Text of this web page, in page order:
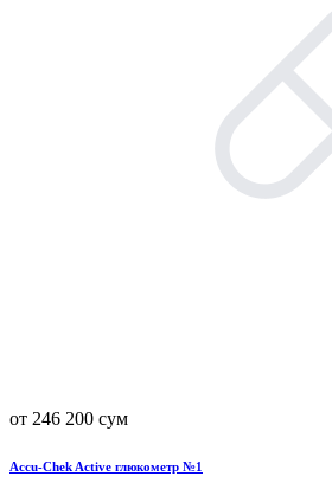
от 246 200 сум
Accu-Chek Active глюкометр №1